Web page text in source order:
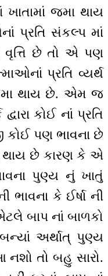
ખાતામાં જમા થાય
પ્રતિ સંકલ્પ માં
વૃત્તિ છે તો એ પણ
પ્રતિ વ્યર્થ
થાય છે. એમ જ
કોઈ નાં પ્રતિ
કોઈ પણ ભાવના છે
થાય છે કારણ કે એ
પુણ્ય નું ખાતું
ભાવના કે ઈર્ષા ની
બાપ નાં બાળકો
બન્યાં અર્થાત્ પુણ્ય
તો બહુ સારો.